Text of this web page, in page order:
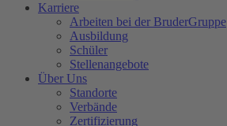
Karriere
Arbeiten bei der BruderGruppe
Ausbildung
Schüler
Stellenangebote
Über Uns
Standorte
Verbände
Zertifizierung